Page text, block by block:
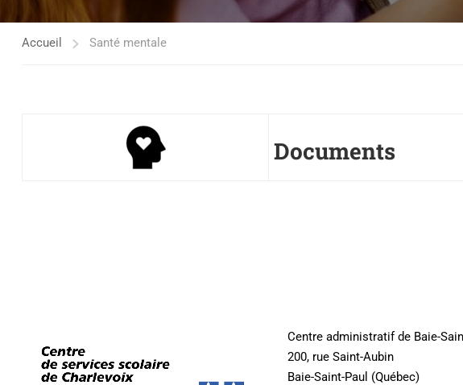
Accueil Santé mentale
Documents
Centre administratif de Baie-
200, rue Saint-Aubin
Baie-Saint-Paul (Québec)